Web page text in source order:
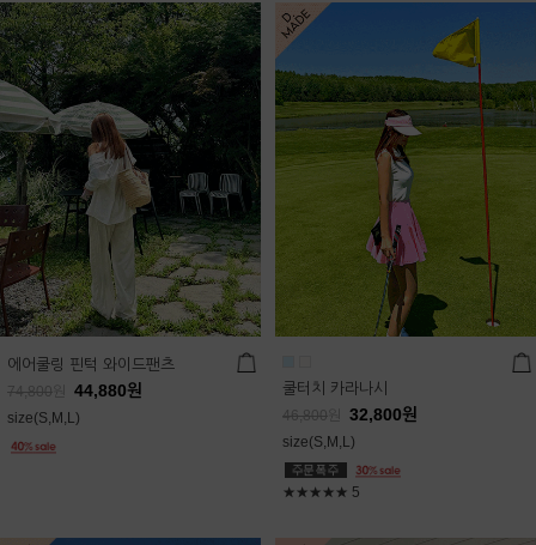
에어쿨링 핀턱 와이드팬츠
74,800 44,880원
size(S,M,L)
쿨터치 카라나시
46,800 32,800원
size(S,M,L)
★★★★★ 5